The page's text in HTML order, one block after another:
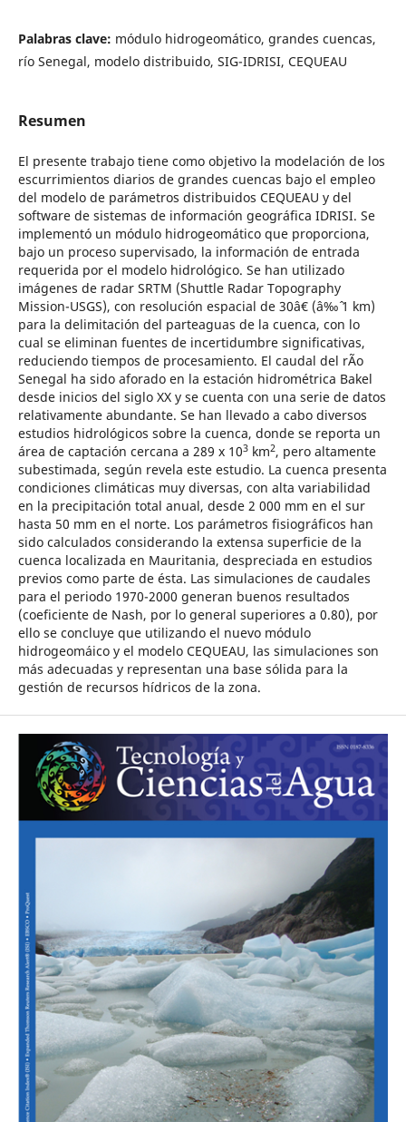
Palabras clave: módulo hidrogeomático, grandes cuencas,
rí­o Senegal, modelo distribuido, SIG-IDRISI, CEQUEAU
Resumen
El presente trabajo tiene como objetivo la modelación de los
escurrimientos diarios de grandes cuencas bajo el empleo
del modelo de parámetros distribuidos CEQUEAU y del
software de sistemas de información geográfica IDRISI. Se
implementó un módulo hidrogeomático que proporciona,
bajo un proceso supervisado, la información de entrada
requerida por el modelo hidrológico. Se han utilizado
imágenes de radar SRTM (Shuttle Radar Topography
Mission-USGS), con resolución espacial de 30â€ (â‰ˆ 1 km)
para la delimitación del parteaguas de la cuenca, con lo
cual se eliminan fuentes de incertidumbre significativas,
reduciendo tiempos de procesamiento. El caudal del rÃ­o
Senegal ha sido aforado en la estación hidrométrica Bakel
desde inicios del siglo XX y se cuenta con una serie de datos
relativamente abundante. Se han llevado a cabo diversos
estudios hidrológicos sobre la cuenca, donde se reporta un
área de captación cercana a 289 x 103km2, pero altamente
subestimada, según revela este estudio. La cuenca presenta
condiciones climáticas muy diversas, con alta variabilidad
en la precipitación total anual, desde 2 000 mm en el sur
hasta 50 mm en el norte. Los parámetros fisiográficos han
sido calculados considerando la extensa superficie de la
cuenca localizada en Mauritania, despreciada en estudios
previos como parte de ésta. Las simulaciones de caudales
para el periodo 1970-2000 generan buenos resultados
(coeficiente de Nash, por lo general superiores a 0.80), por
ello se concluye que utilizando el nuevo módulo
hidrogeomáico y el modelo CEQUEAU, las simulaciones son
más adecuadas y representan una base sólida para la
gestión de recursos hídricos de la zona.